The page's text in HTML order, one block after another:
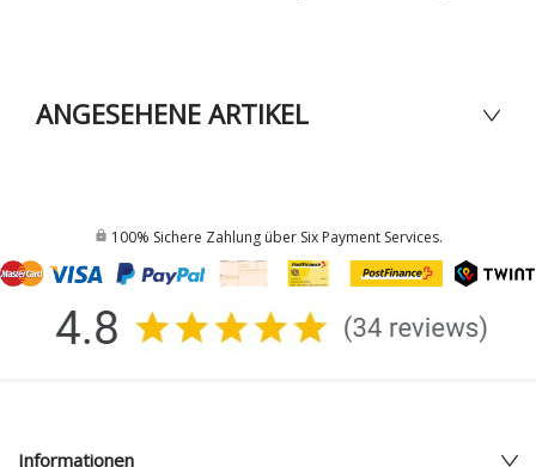
ANGESEHENE ARTIKEL
100% Sichere Zahlung über Six Payment Services.
Informationen